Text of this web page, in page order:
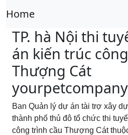
Home
TP. hà Nội thi
án kiến trúc
Thượng Cát
Ban Quản lý dự án tài trợ xây
thành phố thủ đô tổ chức thi
công trình cầu Thượng Cát